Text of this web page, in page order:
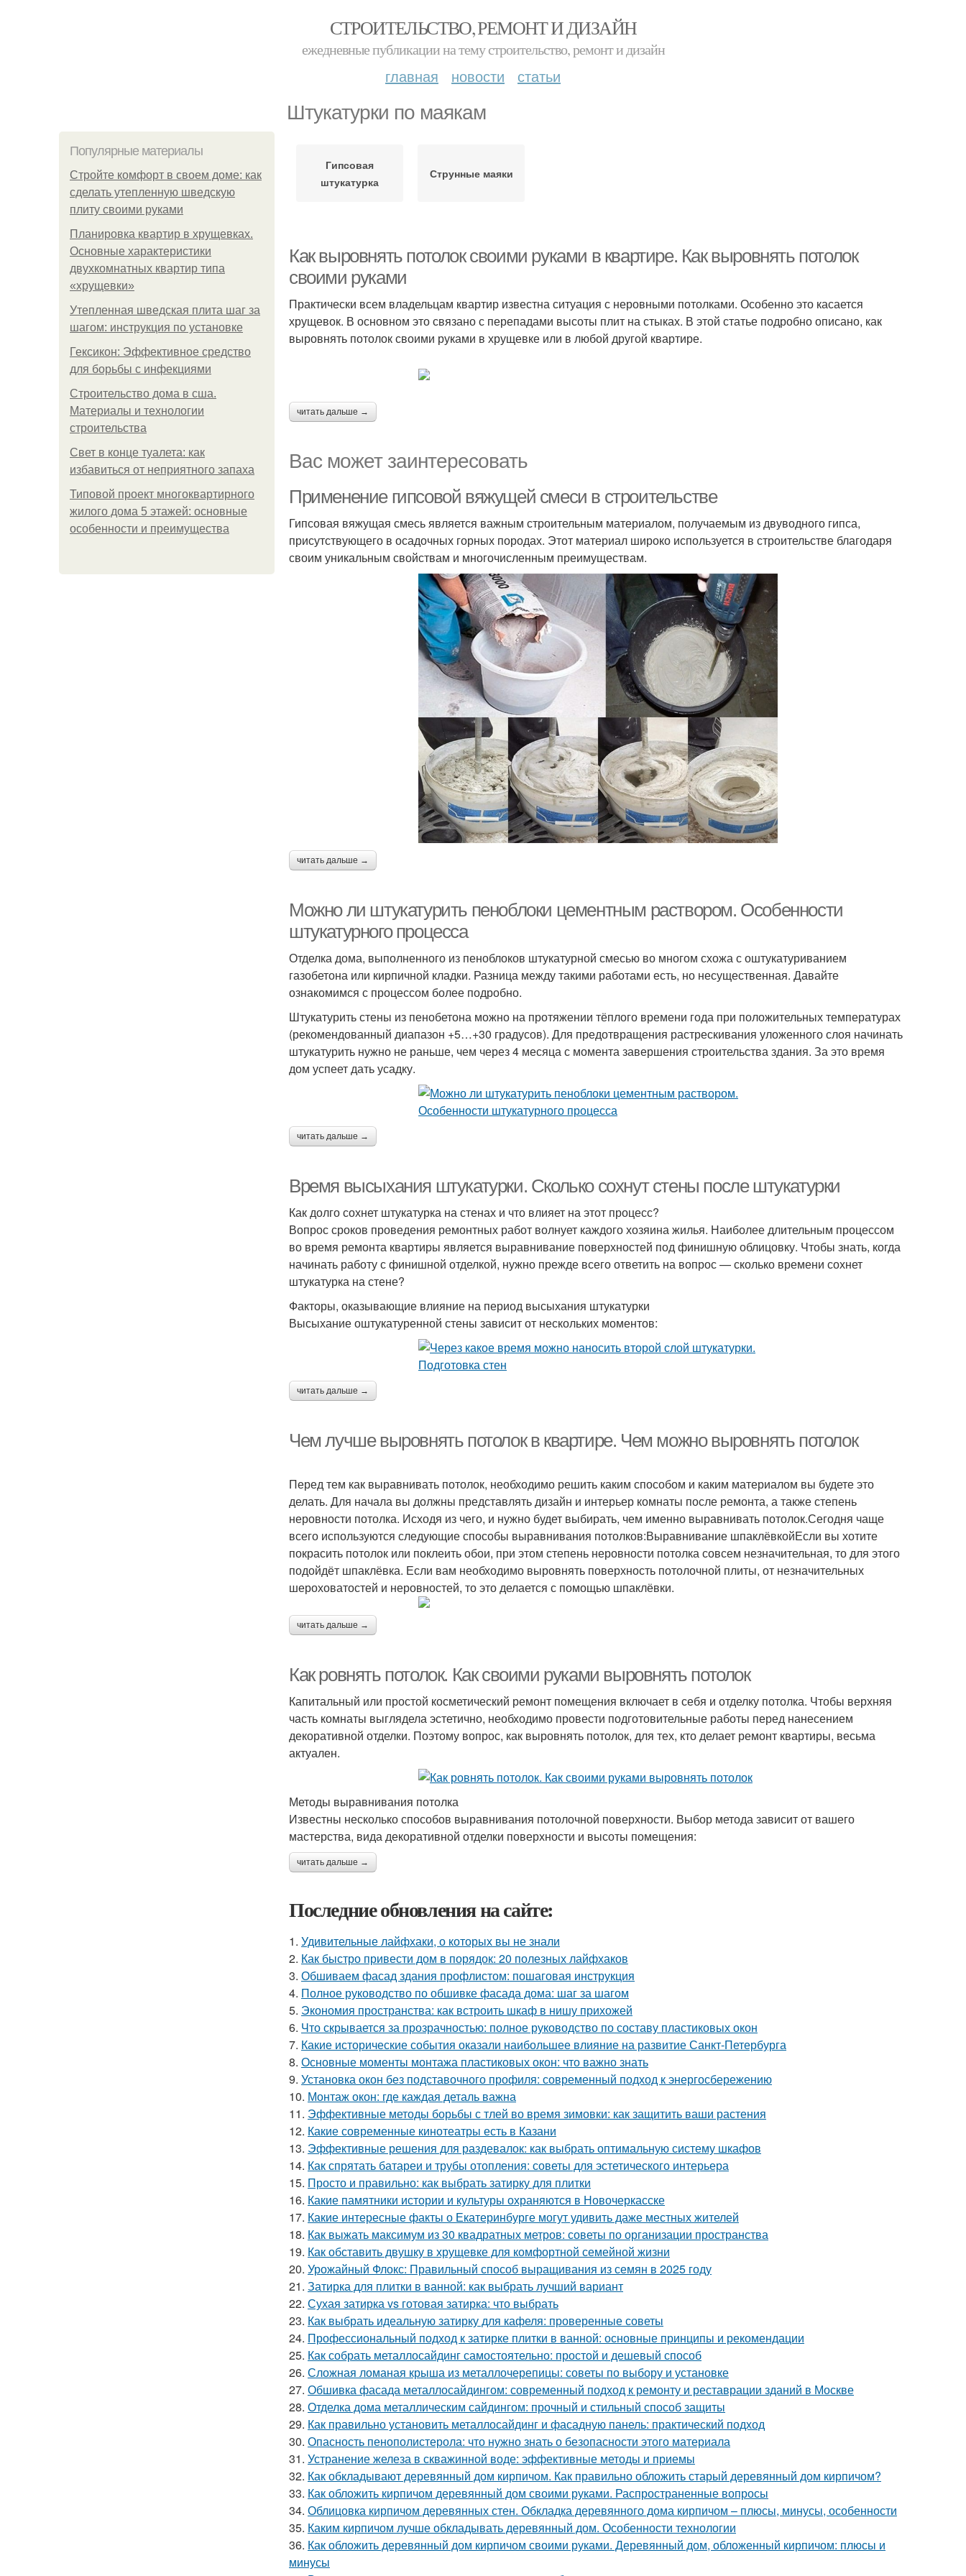
СТРОИТЕЛЬСТВО, РЕМОНТ И ДИЗАЙН
ежедневные публикации на тему строительство, ремонт и дизайн
главная новости статьи
Штукатурки по маякам
Популярные материалы
Стройте комфорт в своем доме: как
сделать утепленную шведскую
плиту своими руками
Планировка квартир в хрущевках.
Основные характеристики
двухкомнатных квартир типа
«хрущевки»
Утепленная шведская плита шаг за
шагом: инструкция по установке
Гексикон: Эффективное средство
для борьбы с инфекциями
Строительство дома в сша.
Материалы и технологии
строительства
Свет в конце туалета: как
избавиться от неприятного запаха
Типовой проект многоквартирного
жилого дома 5 этажей: основные
особенности и преимущества
Гипсовая
штукатурка
Струнные маяки
Как выровнять потолок своими руками в квартире. Как выровнять потолок
своими руками
Практически всем владельцам квартир известна ситуация с неровными потолками. Особенно это касается
хрущевок. В основном это связано с перепадами высоты плит на стыках. В этой статье подробно описано, как
выровнять потолок своими руками в хрущевке или в любой другой квартире.
читать дальше →
Вас может заинтересовать
Применение гипсовой вяжущей смеси в строительстве
Гипсовая вяжущая смесь является важным строительным материалом, получаемым из двуводного гипса,
присутствующего в осадочных горных породах. Этот материал широко используется в строительстве благодаря
своим уникальным свойствам и многочисленным преимуществам.
читать дальше →
Можно ли штукатурить пеноблоки цементным раствором. Особенности
штукатурного процесса
Отделка дома, выполненного из пеноблоков штукатурной смесью во многом схожа с оштукатуриванием
газобетона или кирпичной кладки. Разница между такими работами есть, но несущественная. Давайте
ознакомимся с процессом более подробно.
Штукатурить стены из пенобетона можно на протяжении тёплого времени года при положительных температурах
(рекомендованный диапазон +5…+30 градусов). Для предотвращения растрескивания уложенного слоя начинать
штукатурить нужно не раньше, чем через 4 месяца с момента завершения строительства здания. За это время
дом успеет дать усадку.
читать дальше →
Время высыхания штукатурки. Сколько сохнут стены после штукатурки
Как долго сохнет штукатурка на стенах и что влияет на этот процесс?
Вопрос сроков проведения ремонтных работ волнует каждого хозяина жилья. Наиболее длительным процессом
во время ремонта квартиры является выравнивание поверхностей под финишную облицовку. Чтобы знать, когда
начинать работу с финишной отделкой, нужно прежде всего ответить на вопрос — сколько времени сохнет
штукатурка на стене?
Факторы, оказывающие влияние на период высыхания штукатурки
Высыхание оштукатуренной стены зависит от нескольких моментов:
читать дальше →
Чем лучше выровнять потолок в квартире. Чем можно выровнять потолок
Перед тем как выравнивать потолок, необходимо решить каким способом и каким материалом вы будете это
делать. Для начала вы должны представлять дизайн и интерьер комнаты после ремонта, а также степень
неровности потолка. Исходя из чего, и нужно будет выбирать, чем именно выравнивать потолок.Сегодня чаще
всего используются следующие способы выравнивания потолков:Выравнивание шпаклёвкойЕсли вы хотите
покрасить потолок или поклеить обои, при этом степень неровности потолка совсем незначительная, то для этого
подойдёт шпаклёвка. Если вам необходимо выровнять поверхность потолочной плиты, от незначительных
шероховатостей и неровностей, то это делается с помощью шпаклёвки.
читать дальше →
Как ровнять потолок. Как своими руками выровнять потолок
Капитальный или простой косметический ремонт помещения включает в себя и отделку потолка. Чтобы верхняя
часть комнаты выглядела эстетично, необходимо провести подготовительные работы перед нанесением
декоративной отделки. Поэтому вопрос, как выровнять потолок, для тех, кто делает ремонт квартиры, весьма
актуален.
Методы выравнивания потолка
Известны несколько способов выравнивания потолочной поверхности. Выбор метода зависит от вашего
мастерства, вида декоративной отделки поверхности и высоты помещения:
читать дальше →
Последние обновления на сайте:
1. Удивительные лайфхаки, о которых вы не знали
2. Как быстро привести дом в порядок: 20 полезных лайфхаков
3. Обшиваем фасад здания профлистом: пошаговая инструкция
4. Полное руководство по обшивке фасада дома: шаг за шагом
5. Экономия пространства: как встроить шкаф в нишу прихожей
6. Что скрывается за прозрачностью: полное руководство по составу пластиковых окон
7. Какие исторические события оказали наибольшее влияние на развитие Санкт-Петербурга
8. Основные моменты монтажа пластиковых окон: что важно знать
9. Установка окон без подставочного профиля: современный подход к энергосбережению
10. Монтаж окон: где каждая деталь важна
11. Эффективные методы борьбы с тлей во время зимовки: как защитить ваши растения
12. Какие современные кинотеатры есть в Казани
13. Эффективные решения для раздевалок: как выбрать оптимальную систему шкафов
14. Как спрятать батареи и трубы отопления: советы для эстетического интерьера
15. Просто и правильно: как выбрать затирку для плитки
16. Какие памятники истории и культуры охраняются в Новочеркасске
17. Какие интересные факты о Екатеринбурге могут удивить даже местных жителей
18. Как выжать максимум из 30 квадратных метров: советы по организации пространства
19. Как обставить двушку в хрущевке для комфортной семейной жизни
20. Урожайный Флокс: Правильный способ выращивания из семян в 2025 году
21. Затирка для плитки в ванной: как выбрать лучший вариант
22. Сухая затирка vs готовая затирка: что выбрать
23. Как выбрать идеальную затирку для кафеля: проверенные советы
24. Профессиональный подход к затирке плитки в ванной: основные принципы и рекомендации
25. Как собрать металлосайдинг самостоятельно: простой и дешевый способ
26. Сложная ломаная крыша из металлочерепицы: советы по выбору и установке
27. Обшивка фасада металлосайдингом: современный подход к ремонту и реставрации зданий в Москве
28. Отделка дома металлическим сайдингом: прочный и стильный способ защиты
29. Как правильно установить металлосайдинг и фасадную панель: практический подход
30. Опасность пенополистерола: что нужно знать о безопасности этого материала
31. Устранение железа в скважинной воде: эффективные методы и приемы
32. Как обкладывают деревянный дом кирпичом. Как правильно обложить старый деревянный дом кирпичом?
33. Как обложить кирпичом деревянный дом своими руками. Распространенные вопросы
34. Облицовка кирпичом деревянных стен. Обкладка деревянного дома кирпичом – плюсы, минусы, особенности
35. Каким кирпичом лучше обкладывать деревянный дом. Особенности технологии
36. Как обложить деревянный дом кирпичом своими руками. Деревянный дом, обложенный кирпичом: плюсы и
минусы